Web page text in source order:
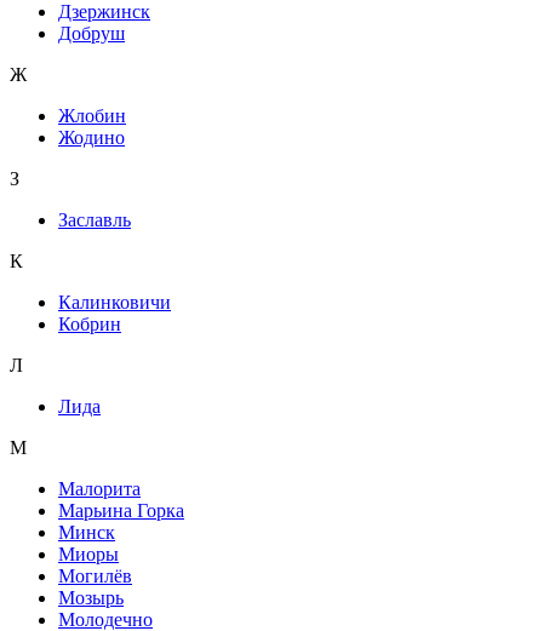
Дзержинск
Добруш
Ж
Жлобин
Жодино
З
Заславль
К
Калинковичи
Кобрин
Л
Лида
М
Малорита
Марьина Горка
Минск
Миоры
Могилёв
Мозырь
Молодечно